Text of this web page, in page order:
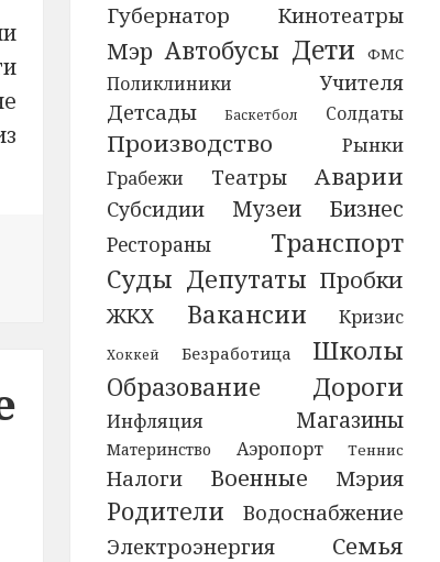
Губернатор Кинотеатры
Мэр Автобусы Дети ФМС
Поликлиники Учителя
Детсады Баскетбол Солдаты
Производство Рынки
Грабежи Театры Аварии
Субсидии Музеи Бизнес
Рестораны Транспорт
Суды Депутаты Пробки
ЖКХ Вакансии Кризис
Хоккей Безработица Школы
Образование Дороги
Инфляция Магазины
Материнство Аэропорт Теннис
Налоги Военные Мэрия
Родители
Водоснабжение
Электроэнергия
Семья
из съехавшей в кювет машины